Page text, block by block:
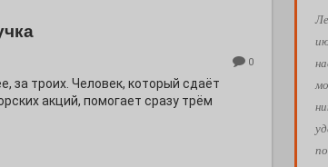
0
за троих. Человек, который сдаёт
акций, помогает сразу трём